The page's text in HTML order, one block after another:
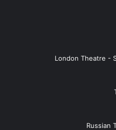
London Theatre -
Russian